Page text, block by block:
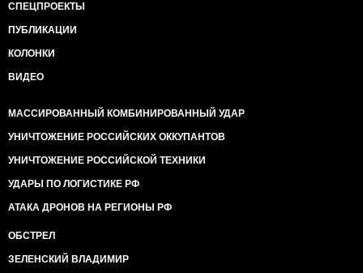
СПЕЦПРОЕКТЫ
ПУБЛИКАЦИИ
КОЛОНКИ
ВИДЕО
МАССИРОВАННЫЙ КОМБИНИРОВАННЫЙ УДАР
УНИЧТОЖЕНИЕ РОССИЙСКИХ ОККУПАНТОВ
УНИЧТОЖЕНИЕ РОССИЙСКОЙ ТЕХНИКИ
УДАРЫ ПО ЛОГИСТИКЕ РФ
АТАКА ДРОНОВ НА РЕГИОНЫ РФ
ОБСТРЕЛ
ЗЕЛЕНСКИЙ ВЛАДИМИР